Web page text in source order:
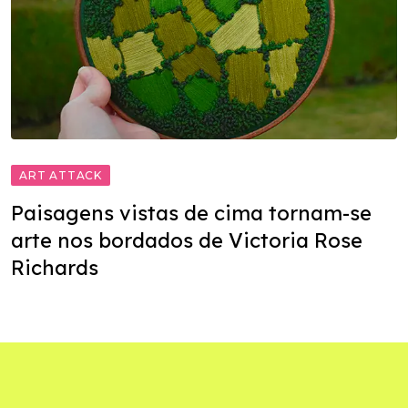
ART ATTACK
Paisagens vistas de cima tornam-se
arte nos bordados de Victoria Rose
Richards